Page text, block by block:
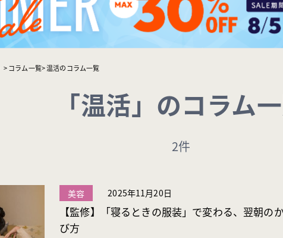
コラム一覧 温活のコラム一覧
「温活」のコラム
2件
美容 2025年11月20日
【監修】「寝るときの服装」で変わる、翌朝
び方